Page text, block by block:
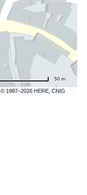
© 1987–2026 HERE, CNIG
50 m